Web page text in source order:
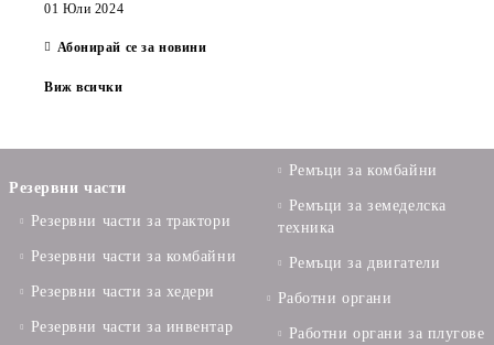
01 Юли 2024
Абонирай се за новини
Виж всички
Резервни части
Резервни части за трактори
Резервни части за комбайни
Резервни части за хедери
Резервни части за инвентар
Ремъци за комбайни
Ремъци за земеделска
техника
Ремъци за двигатели
Работни органи
Работни органи за плугове